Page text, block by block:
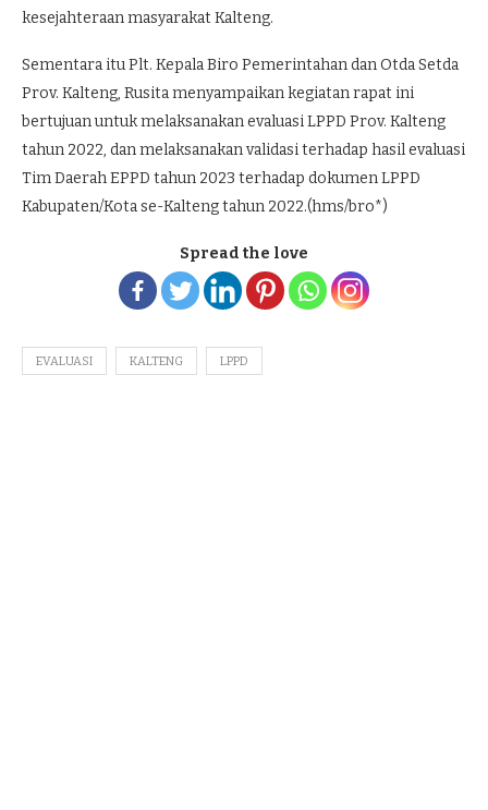
kesejahteraan masyarakat Kalteng.
Sementara itu Plt. Kepala Biro Pemerintahan dan Otda Setda
Prov. Kalteng, Rusita menyampaikan kegiatan rapat ini
bertujuan untuk melaksanakan evaluasi LPPD Prov. Kalteng
tahun 2022, dan melaksanakan validasi terhadap hasil evaluasi
Tim Daerah EPPD tahun 2023 terhadap dokumen LPPD
Kabupaten/Kota se-Kalteng tahun 2022.(hms/bro*)
Spread the love
EVALUASI KALTENG LPPD